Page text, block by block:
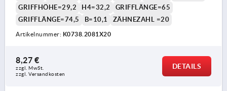
GRIFFHÖHE=29,2
H4=32,2
GRIFFLÄNGE=65
GRIFFLÄNGE=74,5
B=10,1 ZÄHNEZAHL =20
Artikelnummer: K0738.2081X20
8,27 €
zzgl. MwSt.
zzgl. Versandkosten
DETAILS